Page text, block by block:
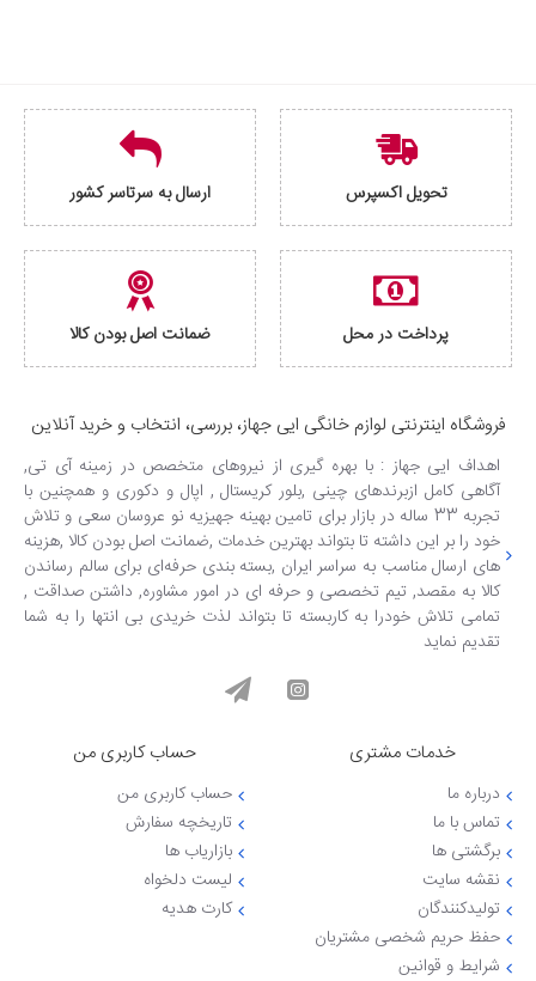
تحویل اکسپرس ارسال به سرتاسر کشور
پرداخت در محل ضمانت اصل بودن کالا
فروشگاه اینترنتی لوازم خانگی ایی جهاز، بررسی، انتخاب و خرید آنلاین
اهداف ایی جهاز : با بهره گیری از نیروهای متخصص در زمینه آی تی,
آگاهی کامل ازبرندهای چینی ,بلور کریستال , اپال و دکوری و همچنین با
تجربه 33 ساله در بازار برای تامین بهینه جهیزیه نو عروسان سعی و تلاش
خود را بر این داشته تا بتواند بهترین خدمات ,ضمانت اصل بودن کالا ,هزینه
های ارسال مناسب به سراسر ایران ,بسته بندی حرفه‌ای برای سالم رساندن
کالا به مقصد, تیم تخصصی و حرفه ای در امور مشاوره, داشتن صداقت ,
تمامی تلاش خودرا به کاربسته تا بتواند لذت خریدی بی انتها را به شما
تقدیم نماید
خدمات مشتری
درباره ما
تماس با ما
برگشتی ها
نقشه سایت
تولیدکنندگان
حفظ حریم شخصی مشتریان
شرایط و قوانین
حساب کاربری من
حساب کاربری من
تاریخچه سفارش
بازاریاب ها
لیست دلخواه
کارت هدیه